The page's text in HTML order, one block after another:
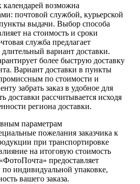
календарей возможна
почтовой службой, курьерской
выдачи. Выбор способа
на стоимость и сроки
служба предлагает
вариант доставки.
более быструю доставку
Вариант доставки в пункты
по стоимости и
забрать заказ в удобное для
доставки рассчитывается исходя
региона доставки.
параметрам
пожелания заказчика к
при транспортировке
на итоговую стоимость
предоставляет
индивидуальной упаковке,
вашего заказа.